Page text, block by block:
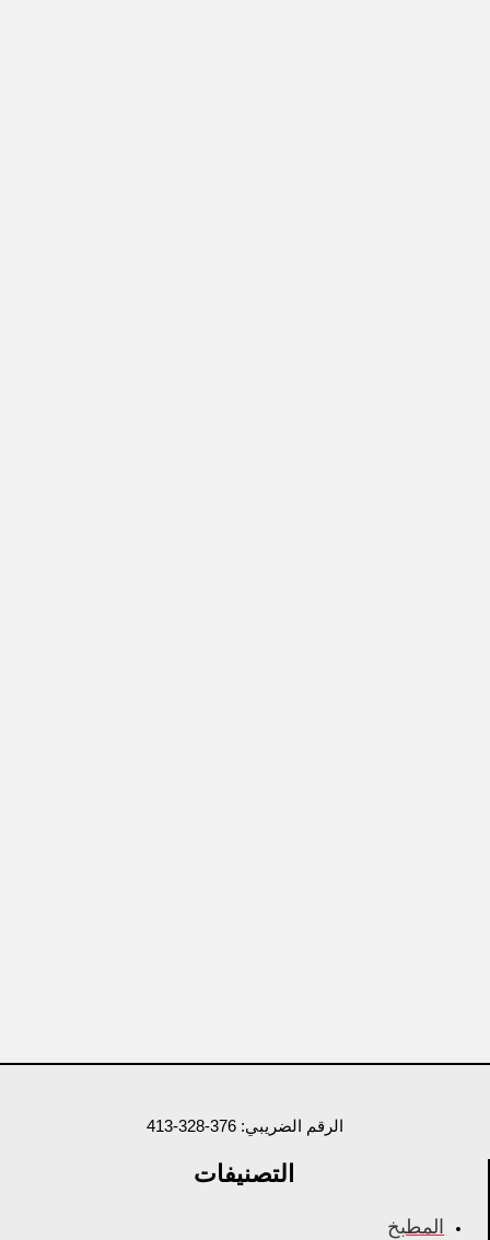
الرقم الضريبي: 376-328-413
التصنيفات
المطبخ